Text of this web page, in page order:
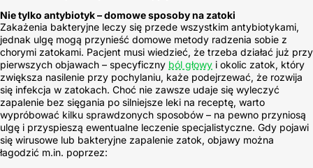
Nie tylko antybiotyk – domowe sposoby na zatoki
Zakażenia bakteryjne leczy się przede wszystkim antybiotykami,
jednak ulgę mogą przynieść domowe metody radzenia sobie z
chorymi zatokami. Pacjent musi wiedzieć, że trzeba działać już przy
pierwszych objawach – specyficzny ból głowy i okolic zatok, który
zwiększa nasilenie przy pochylaniu, każe podejrzewać, że rozwija
się infekcja w zatokach. Choć nie zawsze udaje się wyleczyć
zapalenie bez sięgania po silniejsze leki na receptę, warto
wypróbować kilku sprawdzonych sposobów – na pewno przyniosą
ulgę i przyspieszą ewentualne leczenie specjalistyczne. Gdy pojawi
się wirusowe lub bakteryjne zapalenie zatok, objawy można
łagodzić m.in. poprzez: